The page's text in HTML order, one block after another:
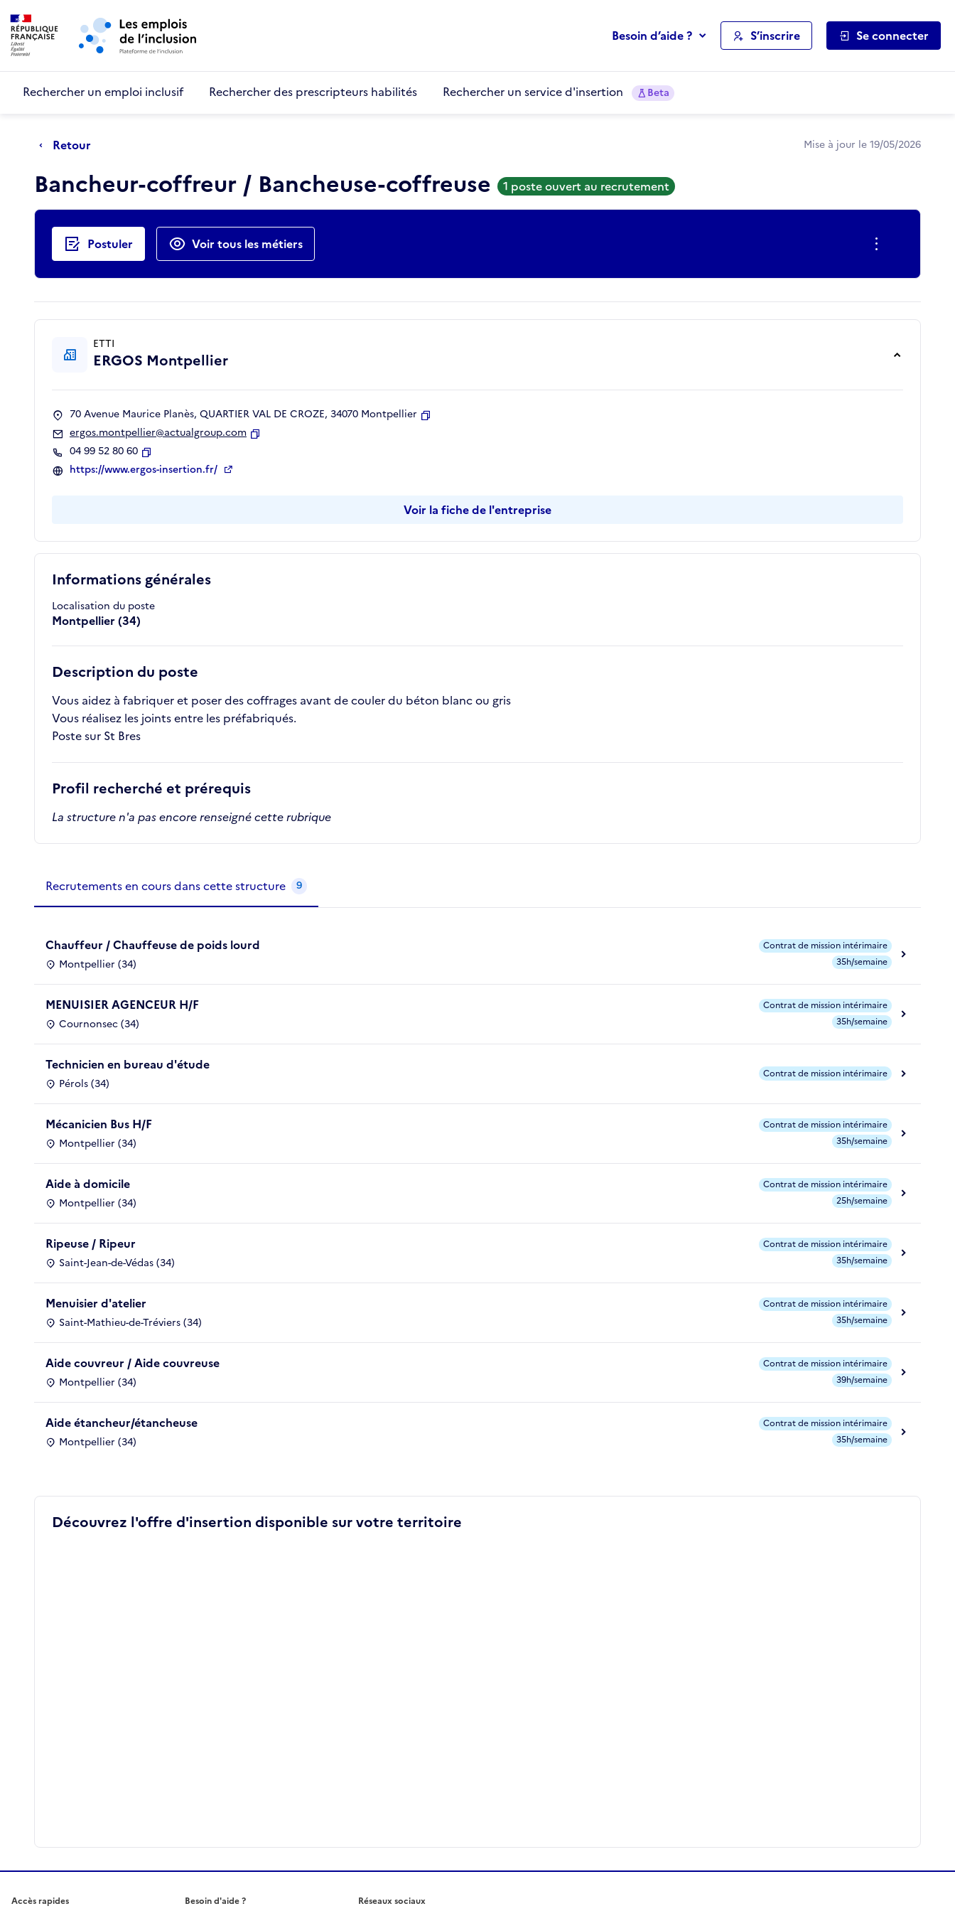
Aller au menu principal
Besoin d’aide ? S’inscrire Se connecter
Rechercher un emploi inclusif Rechercher des prescripteurs habilités Rechercher un service d'insertion Beta
Retour Mise à jour le 19/05/2026
Bancheur-coffreur / Bancheuse-coffreuse 1 poste ouvert au recrutement
Actions rapides
Postuler Voir tous les métiers
Informations générales
Localisation du poste
Montpellier (34)
Description du poste
Vous aidez à fabriquer et poser des coffrages avant de couler du béton blanc ou gris
Vous réalisez les joints entre les préfabriqués.
Poste sur St Bres
Profil recherché et prérequis
La structure n'a pas encore renseigné cette rubrique
ETTI
ERGOS Montpellier
70 Avenue Maurice Planès, QUARTIER VAL DE CROZE, 34070 Montpellier
ergos.montpellier@actualgroup.com
04 99 52 80 60
Copier
https://www.ergos-insertion.fr/
Voir la fiche de l'entreprise
Recrutements de la structure
Recrutements en cours dans cette structure 9
Chauffeur / Chauffeuse de poids lourd
Montpellier (34)
Contrat de mission intérimaire
35h/semaine
MENUISIER AGENCEUR H/F
Cournonsec (34)
Contrat de mission intérimaire
35h/semaine
Technicien en bureau d'étude
Pérols (34)
Contrat de mission intérimaire
Mécanicien Bus H/F
Montpellier (34)
Contrat de mission intérimaire
35h/semaine
Aide à domicile
Montpellier (34)
Contrat de mission intérimaire
25h/semaine
Ripeuse / Ripeur
Saint-Jean-de-Védas (34)
Contrat de mission intérimaire
35h/semaine
Menuisier d'atelier
Saint-Mathieu-de-Tréviers (34)
Contrat de mission intérimaire
35h/semaine
Aide couvreur / Aide couvreuse
Montpellier (34)
Contrat de mission intérimaire
39h/semaine
Aide étancheur/étancheuse
Montpellier (34)
Contrat de mission intérimaire
35h/semaine
Découvrez l'offre d'insertion disponible sur votre territoire
Accès rapides Besoin d'aide ? Réseaux sociaux